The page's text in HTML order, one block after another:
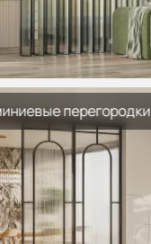
перегородки